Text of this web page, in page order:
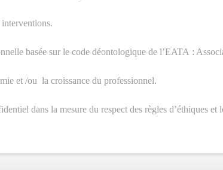
basée sur le code déontologique de l’EATA :
et /ou la croissance du professionnel.
dans la mesure du respect des règles d’éthiques et